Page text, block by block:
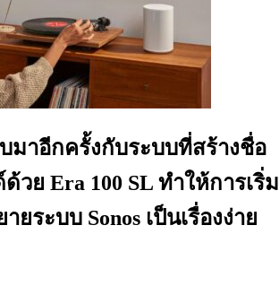
บมาอีกครั้งกับระบบที่สร้างชื่อ
วย Era 100 SL ทำให้การเริ่ม
ยระบบ Sonos เป็นเรื่องง่าย